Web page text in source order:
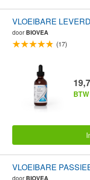
VLOEIBARE
door BIOVEA
(17)
VLOEIBARE
door BIOVEA